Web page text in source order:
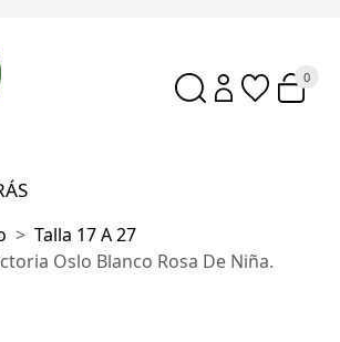
0
Talla 17 A 27
Oslo Blanco Rosa De Niña.